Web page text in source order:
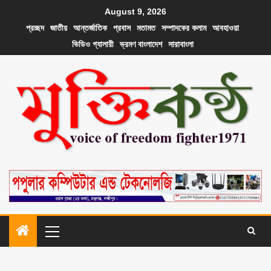
August 9, 2026
প্রচ্ছদ
জাতীয় আন্তর্জাতিক প্রবাস মতামত সম্পাদকের কলাম
আবহাওয়া
ভিডিও গ্যালারী
ভ্রমণ বাংলাদেশ সারাবাংলা